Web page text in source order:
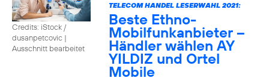
Credits: iStock /
dusanpetcovic |
Ausschnitt bearbeitet
TELECOM HANDEL LESERWAHL 2021:
Beste Ethno-
Mobilfunkanbieter –
Händler wählen AY
YILDIZ und Ortel
Mobile